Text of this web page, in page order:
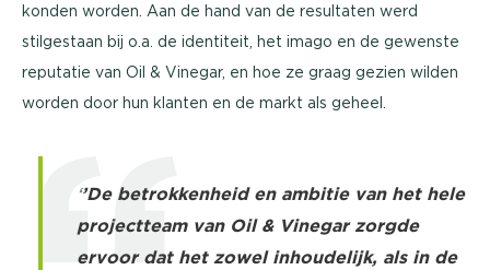
konden worden. Aan de hand van de resultaten werd
stilgestaan bij o.a. de identiteit, het imago en de gewenste
reputatie van Oil & Vinegar, en hoe ze graag gezien wilden
worden door hun klanten en de markt als geheel.
‘’De betrokkenheid en ambitie van het hele
projectteam van Oil & Vinegar zorgde
ervoor dat het zowel inhoudelijk, als in de